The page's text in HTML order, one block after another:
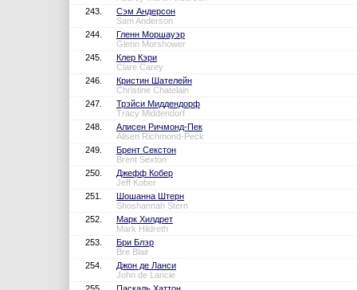
243.
Сэм Андерсон
Sam Anderson
244.
Гленн Моршауэр
Glenn Morshower
245.
Клер Кэри
Clare Carey
246.
Кристин Шателейн
Christine Chatelain
247.
Трэйси Миддендорф
Tracy Middendorf
248.
Алисен Ричмонд-Пек
Alisen Richmond-Peck
249.
Брент Секстон
Brent Sexton
250.
Джефф Кобер
Jeff Kober
251.
Шошанна Штерн
Shoshannah Stern
252.
Марк Хилдрет
Mark Hildreth
253.
Бри Блэр
Bre Blair
254.
Джон де Ланси
John de Lancie